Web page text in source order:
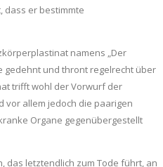
dass er bestimmte
namens „Der
gedehnt und thront regelrecht über
trifft wohl der Vorwurf der
vor allem jedoch die paarigen
Organe gegenübergestellt
das letztendlich zum Tode führt, an